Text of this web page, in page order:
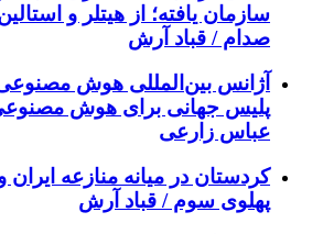
سازمان یافتە؛ از هیتلر و
صدام / قباد آرش
آژانس بین‌المللی هوش
پلیس جهانی برای هوش مصنوعی
عباس زارعی
کردستان در میانه منازعە ایران
پهلوی سوم / قباد آرش